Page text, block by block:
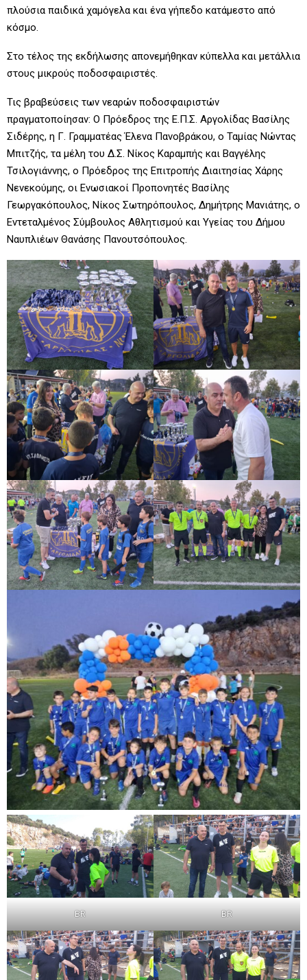
πλούσια παιδικά χαμόγελα και ένα γήπεδο κατάμεστο από
κόσμο.
Στο τέλος της εκδήλωσης απονεμήθηκαν κύπελλα και μετάλλια
στους μικρούς ποδοσφαιριστές.
Τις βραβεύσεις των νεαρών ποδοσφαιριστών
πραγματοποίησαν: Ο Πρόεδρος της Ε.Π.Σ. Αργολίδας Βασίλης
Σιδέρης, η Γ. Γραμματέας Έλενα Πανοβράκου, ο Ταμίας Νώντας
Μπιτζής, τα μέλη του Δ.Σ. Νίκος Καραμπής και Βαγγέλης
Τσιλογιάννης, ο Πρόεδρος της Επιτροπής Διαιτησίας Χάρης
Νενεκούμης, οι Ενωσιακοί Προπονητές Βασίλης
Γεωργακόπουλος, Νίκος Σωτηρόπουλος, Δημήτρης Μανιάτης, ο
Εντεταλμένος Σύμβουλος Αθλητισμού και Υγείας του Δήμου
Ναυπλιέων Θανάσης Πανουτσόπουλος.
BR BR